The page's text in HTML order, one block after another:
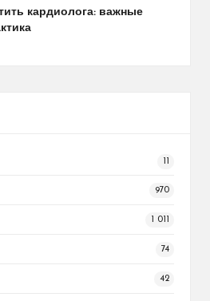
кардиолога: важные
11
970
1 011
74
42